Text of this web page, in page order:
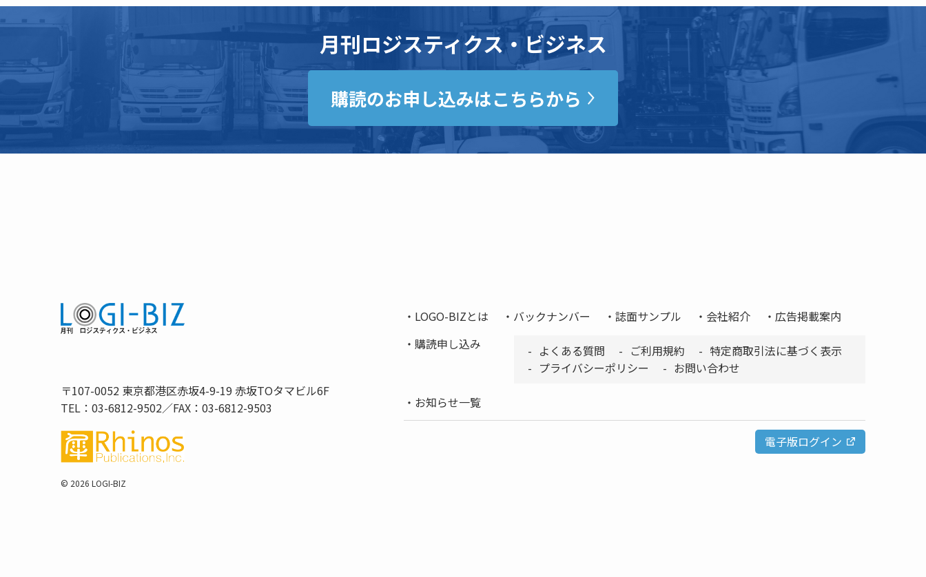
月刊ロジスティクス・ビジネス
購読のお申し込みはこちらから
〒107-0052 東京都港区赤坂4-9-19 赤坂TOタマビル6F
TEL：03-6812-9502／FAX：03-6812-9503
© 2026 LOGI-BIZ
LOGO-BIZとは バックナンバー 誌面サンプル 会社紹介
広告掲載案内
購読申し込み
よくある質問 ご利用規約
特定商取引法に基づく表示
プライバシーポリシー
お問い合わせ
お知らせ一覧
電子版ログイン